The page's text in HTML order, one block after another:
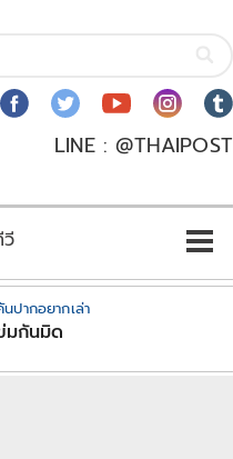
LINE : @THAIPOST
นปากอยากเล่า
มกันมิด